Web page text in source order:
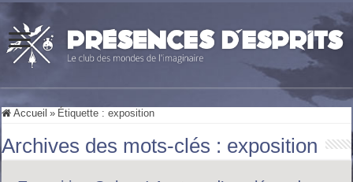
Accueil » Étiquette :exposition
Archives des mots-clés : exposition